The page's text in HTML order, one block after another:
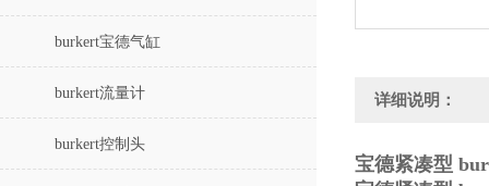
burkert宝德气缸
burkert流量计
burkert控制头
详细说明：
宝德紧凑型